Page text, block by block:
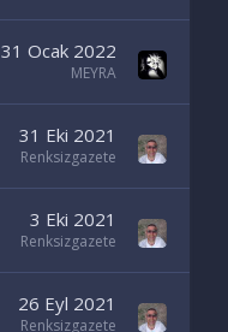
31 Ocak 2022
MEYRA
31 Eki 2021
Renksizgazete
3 Eki 2021
Renksizgazete
26 Eyl 2021
Renksizgazete